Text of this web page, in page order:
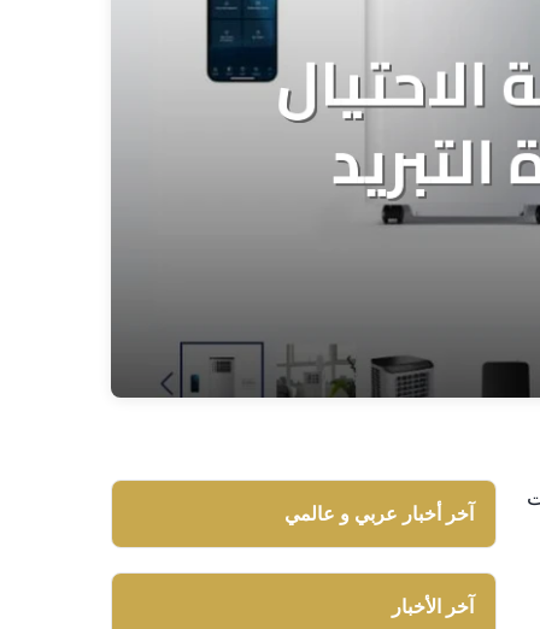
آخر أخبار عربي و عالمي
آخر الأخبار